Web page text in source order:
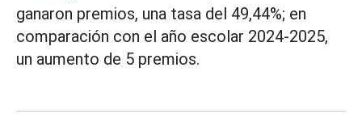
ganaron premios, una tasa del 49,44%; en
comparación con el año escolar 2024-2025,
un aumento de 5 premios.